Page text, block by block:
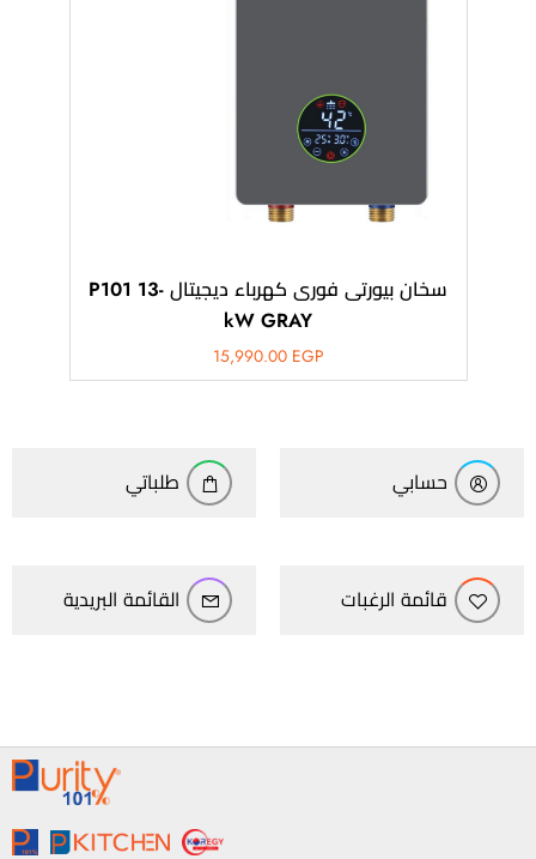
سخان بيورتى فورى كهرباء ديجيتال -P101 13
kW GRAY
15,990.00 EGP
حسابي طلباتي
قائمة الرغبات القائمة البريدية